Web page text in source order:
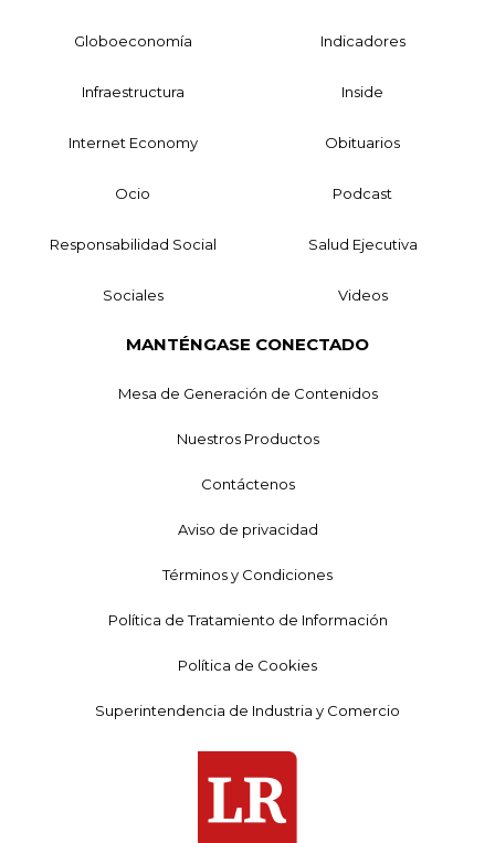
Globoeconomía Indicadores
Infraestructura Inside
Internet Economy Obituarios
Ocio Podcast
Responsabilidad Social Salud Ejecutiva
Sociales Videos
MANTÉNGASE CONECTADO
Mesa de Generación de Contenidos
Nuestros Productos
Contáctenos
Aviso de privacidad
Términos y Condiciones
Política de Tratamiento de Información
Política de Cookies
Superintendencia de Industria y Comercio